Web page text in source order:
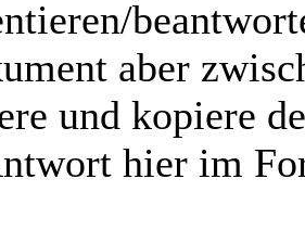
aber
und kopiere
hier im